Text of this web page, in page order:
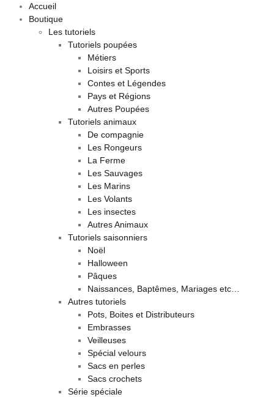
Accueil
Boutique
Les tutoriels
Tutoriels poupées
Métiers
Loisirs et Sports
Contes et Légendes
Pays et Régions
Autres Poupées
Tutoriels animaux
De compagnie
Les Rongeurs
La Ferme
Les Sauvages
Les Marins
Les Volants
Les insectes
Autres Animaux
Tutoriels saisonniers
Noël
Halloween
Pâques
Naissances, Baptêmes, Mariages etc…
Autres tutoriels
Pots, Boites et Distributeurs
Embrasses
Veilleuses
Spécial velours
Sacs en perles
Sacs crochets
Série spéciale